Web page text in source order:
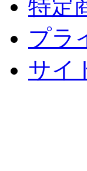
特定
プラ
サイ